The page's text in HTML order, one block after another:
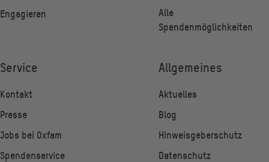
Engagieren
Alle
Spendenmöglichkeiten
Service
Kontakt
Presse
Jobs bei Oxfam
Spendenservice
Allgemeines
Aktuelles
Blog
Hinweisgeberschutz
Datenschutz